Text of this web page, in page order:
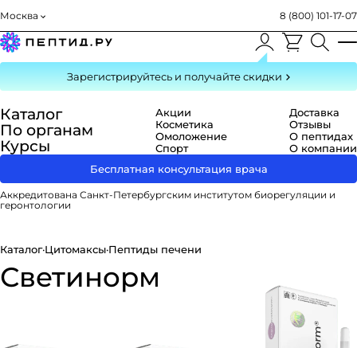
Москва 8 (800) 101-17-07
Зарегистрируйтесь и получайте скидки
Каталог
По органам
Курсы
Акции
Косметика
Омоложение
Спорт
Доставка
Отзывы
О пептидах
О компании
Бесплатная консультация врача
Аккредитована Санкт-Петербургским институтом биорегуляции и
геронтологии
Каталог·Цитомаксы·Пептиды печени
Светинорм